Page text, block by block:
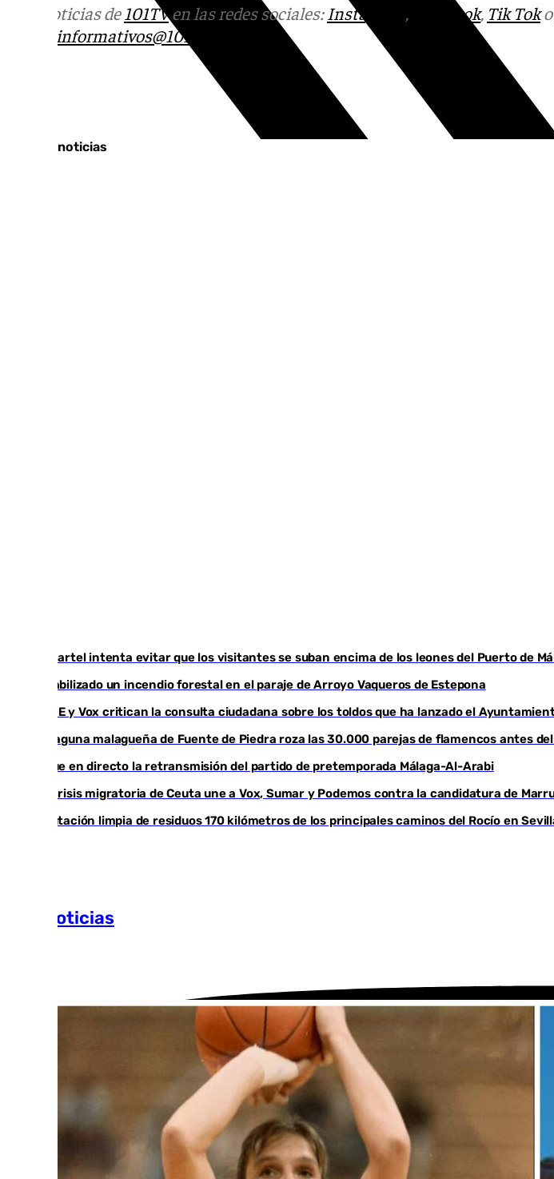
Más noticias de 101TVen las redes sociales: Instagram , Facebook, Tik Toko
informativos@101tv.es
Últimas noticias
Un cartel intenta evitar que los visitantes se suban encima de los leones del Puerto de
Estabilizado un incendio forestal en el paraje de Arroyo Vaqueros de Estepona
PSOE y Vox critican la consulta ciudadana sobre los toldos que ha lanzado el
La laguna malagueña de Fuente de Piedra roza las 30.000 parejas de flamencos antes
Sigue en directo la retransmisión del partido de pretemporada Málaga-Al-Arabi
La crisis migratoria de Ceuta une a Vox, Sumar y Podemos contra la candidatura de
Diputación limpia de residuos 170 kilómetros de los principales caminos del Rocío en
Más noticias